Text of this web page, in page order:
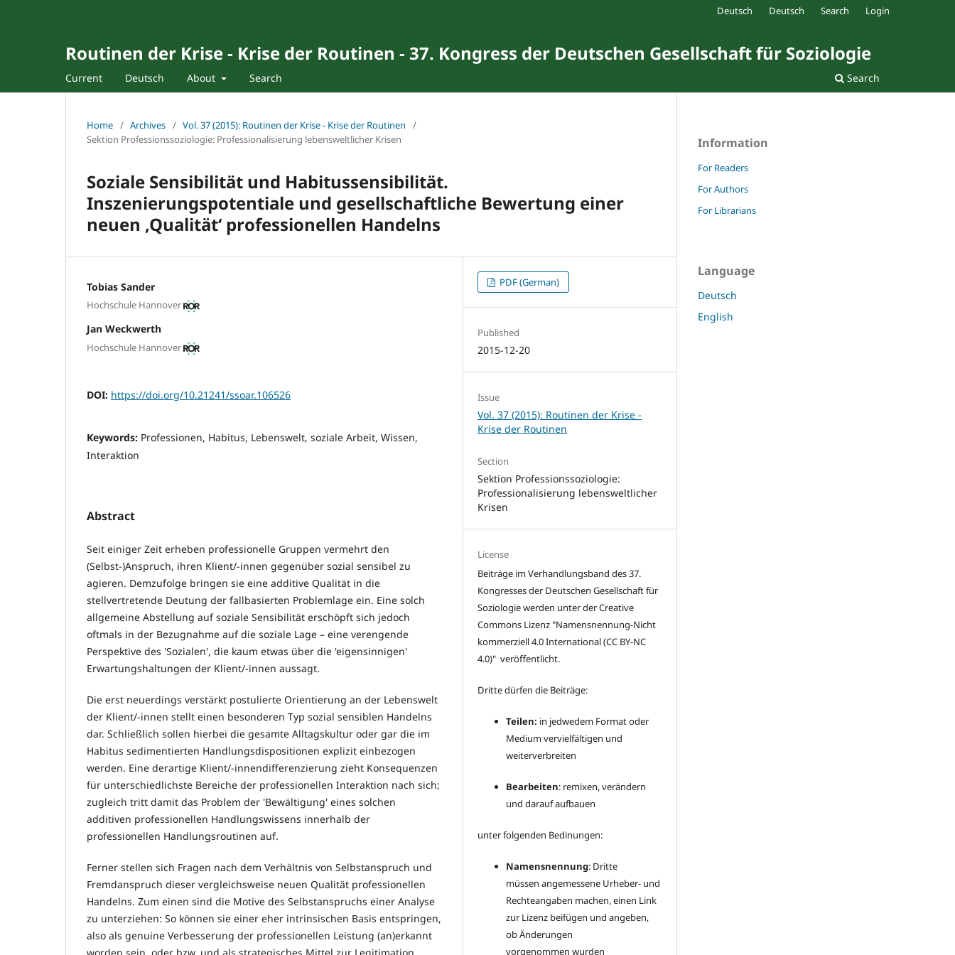
Routinen der Krise - Krise der Routinen - 37. Kongress der Deutschen Gesellschaft für Soziologie
Current Deutsch About Search Search
Deutsch Deutsch Search Login
Home / Archives / Vol. 37 (2015): Routinen der Krise - Krise der Routinen
/
Sektion Professionssoziologie: Professionalisierung lebensweltlicher Krisen
Soziale Sensibilität und Habitussensibilität.
Inszenierungspotentiale und gesellschaftliche Bewertung einer
neuen ‚Qualität‘ professionellen Handelns
Tobias Sander
Hochschule Hannover
Jan Weckwerth
Hochschule Hannover
DOI: https://doi.org/10.21241/ssoar.106526
Keywords: Professionen, Habitus, Lebenswelt, soziale Arbeit, Wissen,
Interaktion
Abstract
Seit einiger Zeit erheben professionelle Gruppen vermehrt den
(Selbst-)Anspruch, ihren Klient/-innen gegenüber sozial sensibel zu
agieren. Demzufolge bringen sie eine additive Qualität in die
stellvertretende Deutung der fallbasierten Problemlage ein. Eine solch
allgemeine Abstellung auf soziale Sensibilität erschöpft sich jedoch
oftmals in der Bezugnahme auf die soziale Lage – eine verengende
Perspektive des 'Sozialen', die kaum etwas über die 'eigensinnigen'
Erwartungshaltungen der Klient/-innen aussagt.
Die erst neuerdings verstärkt postulierte Orientierung an der Lebenswelt
der Klient/-innen stellt einen besonderen Typ sozial sensiblen Handelns
dar. Schließlich sollen hierbei die gesamte Alltagskultur oder gar die im
Habitus sedimentierten Handlungsdispositionen explizit einbezogen
werden. Eine derartige Klient/-innendifferenzierung zieht Konsequenzen
für unterschiedlichste Bereiche der professionellen Interaktion nach sich;
zugleich tritt damit das Problem der 'Bewältigung' eines solchen
additiven professionellen Handlungswissens innerhalb der
professionellen Handlungsroutinen auf.
Ferner stellen sich Fragen nach dem Verhältnis von Selbstanspruch und
Fremdanspruch dieser vergleichsweise neuen Qualität professionellen
Handelns. Zum einen sind die Motive des Selbstanspruchs einer Analyse
zu unterziehen: So können sie einer eher intrinsischen Basis entspringen,
also als genuine Verbesserung der professionellen Leistung (an)erkannt
PDF (German)
Published
2015-12-20
Issue
Vol. 37 (2015): Routinen der Krise -
Krise der Routinen
Section
Sektion Professionssoziologie:
Professionalisierung lebensweltlicher
Krisen
License
Beiträge im Verhandlungsband des 37.
Kongresses der Deutschen Gesellschaft für
Soziologie werden unter der Creative
Commons Lizenz "Namensnennung-Nicht
kommerziell 4.0 International(CC BY-NC
4.0)" veröffentlicht.
Dritte dürfen die Beiträge:
Teilen: in jedwedem Format oder
Medium vervielfältigen und
weiterverbreiten
Bearbeiten: remixen, verändern
und darauf aufbauen
unter folgenden Bedinungen:
Namensnennung: Dritte
müssen angemessene Urheber- und
Rechteangaben machen, einen Link
zur Lizenz beifügen und angeben,
ob Änderungen
vorgenommen wurden
Information
For Readers
For Authors
For Librarians
Language
Deutsch
English